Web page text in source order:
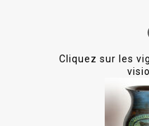
Cliquez sur les